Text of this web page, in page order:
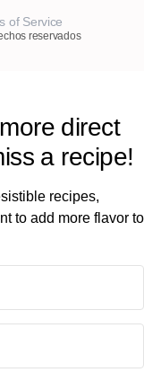
of Service
reservados
direct
a recipe!
recipes,
to add more flavor to